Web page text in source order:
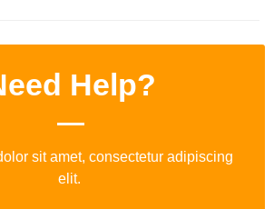
Help?
sit amet, consectetur adipiscing
elit.